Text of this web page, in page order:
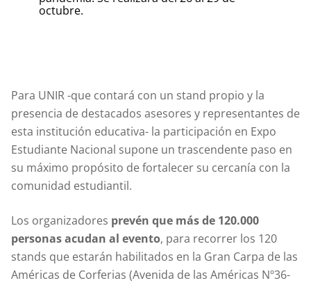
octubre.
Para UNIR -que contará con un stand propio y la
presencia de destacados asesores y representantes de
esta institución educativa- la participación en Expo
Estudiante Nacional supone un trascendente paso en
su máximo propósito de fortalecer su cercanía con la
comunidad estudiantil.
Los organizadores prevén que más de 120.000
personas acudan al evento, para recorrer los 120
stands que estarán habilitados en la Gran Carpa de las
Américas de Corferias (Avenida de las Américas Nº36-